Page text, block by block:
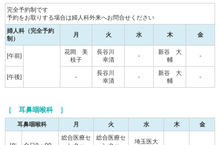
完全予約制です
予約をお取りする場合は婦人科外来へお問合せください
婦人科（完全予約
制）
月 火 水 木 金
[午前]
花岡 美
枝子
長谷川
幸清
-
新谷 大
輔
-
[午後] -
長谷川
幸清
-
新谷 大
輔
-
［ 耳鼻咽喉科 ］
耳鼻咽喉科 月 火 水 木 金
総合医療セ
総合医療セ
埼玉医大